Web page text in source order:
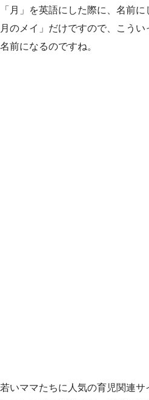
「月」を英語にした際に、名前
月のメイ」だけですので、こう
名前になるのですね。
若いママたちに人気の育児関連サ